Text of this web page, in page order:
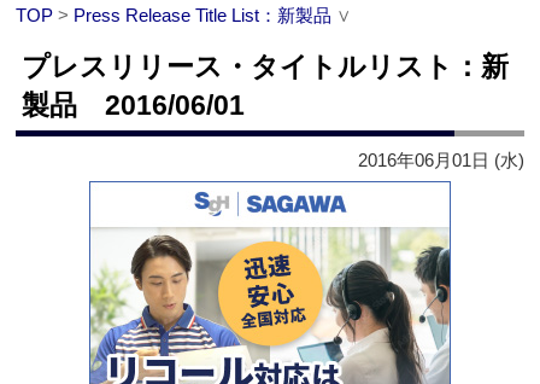
TOP > Press Release Title List：新製品 ∨
プレスリリース・タイトルリスト：新
製品 2016/06/01
2016年06月01日 (水)